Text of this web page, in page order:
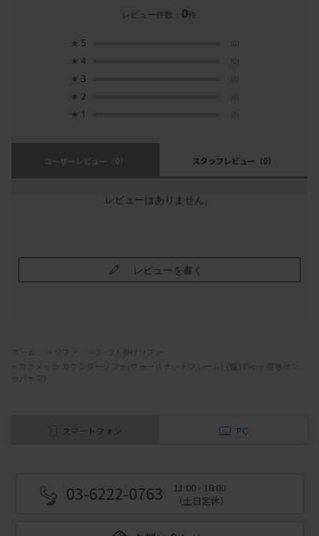
レビュー件数： 0件
★ 5 (0)
★ 4 (0)
★ 3 (0)
★ 2 (0)
★ 1 (0)
ユーザーレビュー （0） スタッフレビュー （0）
レビューはありません。
レビューを書く
ホーム ソファ
2・3人掛けソファ
カラメッラ カウンターソファ(ウォールナットフレーム) (幅189cm 張地ラン
クパナマ)
スマートフォン PC
03-6222-0763
11:00 - 18:00
（土日定休）